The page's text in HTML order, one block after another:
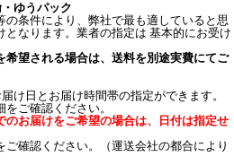
ゆうパック
の条件により、弊社で最も適していると思
なります。業者の指定は 基本的にお受け
希望される場合は、送料を別途実費にてご
け日とお届け時間帯の指定ができます。
ご確認ください。
のお届けをご希望の場合は、日付は指定せ
確認ください。（運送会社の都合により